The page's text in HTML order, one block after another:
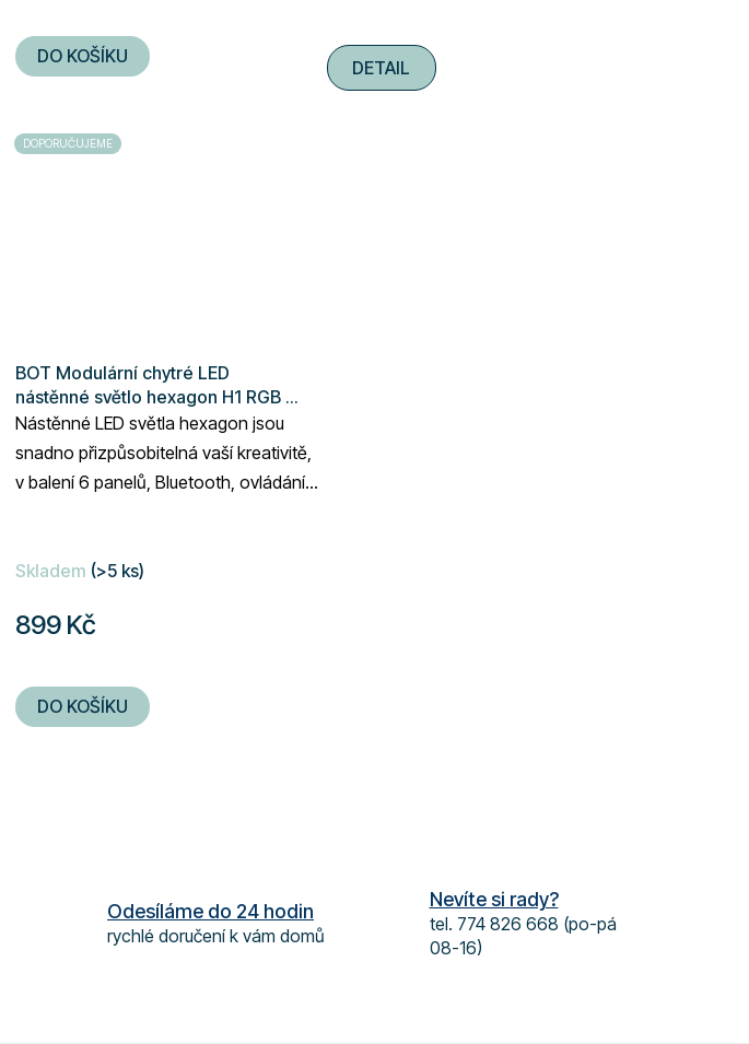
z
5
DO KOŠÍKU
DETAIL
DOPORUČUJEME
BOT Modulární chytré LED
nástěnné světlo hexagon H1 RGB 6
panelů
Nástěnné LED světla hexagon jsou
snadno přizpůsobitelná vaší kreativitě,
v balení 6 panelů, Bluetooth, ovládání
hodnocení
je
z
5
Skladem (>5 ks)
899 Kč
DO KOŠÍKU
v
Odesíláme do 24 hodin
rychlé doručení k vám domů
Nevíte si rady?
tel. 774 826 668 (po-pá
08-16)